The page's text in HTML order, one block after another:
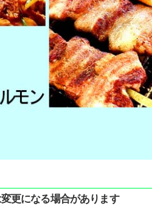
更になる場合があります